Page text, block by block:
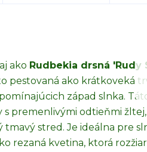
ako Rudbekia drsná 'Rudy
pestovaná ako krátkoveká
západ slnka.
premenlivými odtieňmi
stred. Je ideálna pre
rezaná kvetina, ktorá